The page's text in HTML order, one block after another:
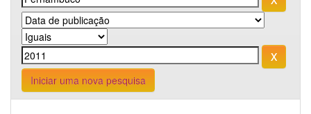
Iniciar uma nova pesquisa